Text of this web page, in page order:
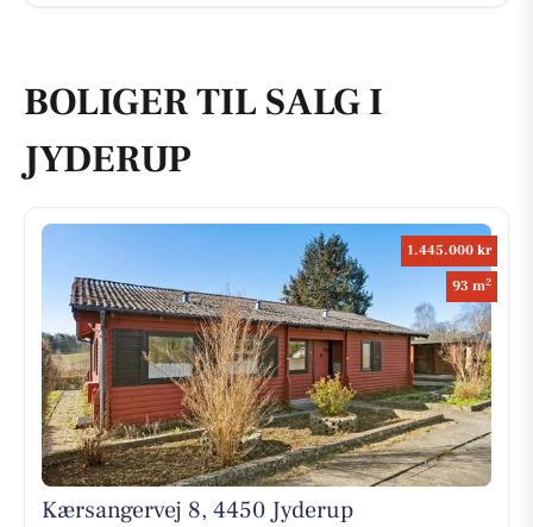
BOLIGER TIL SALG I
JYDERUP
1.445.000 kr
93 m2
Kærsangervej 8, 4450 Jyderup